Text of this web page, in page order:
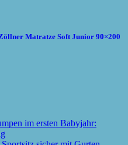
Matratze Soft Junior 90×200
im ersten Babyjahr: